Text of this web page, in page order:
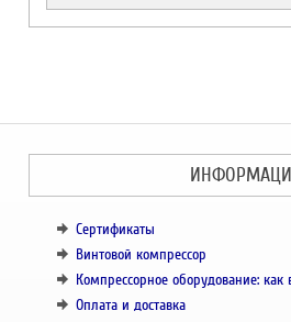
Сертификаты
Винтовой компрессор
Компрессорное оборудование:
Оплата и доставка